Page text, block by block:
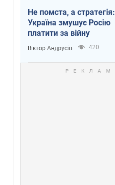
Не помста, а стратегія:
Україна змушує Росію
платити за війну
Віктор Андрусів 420